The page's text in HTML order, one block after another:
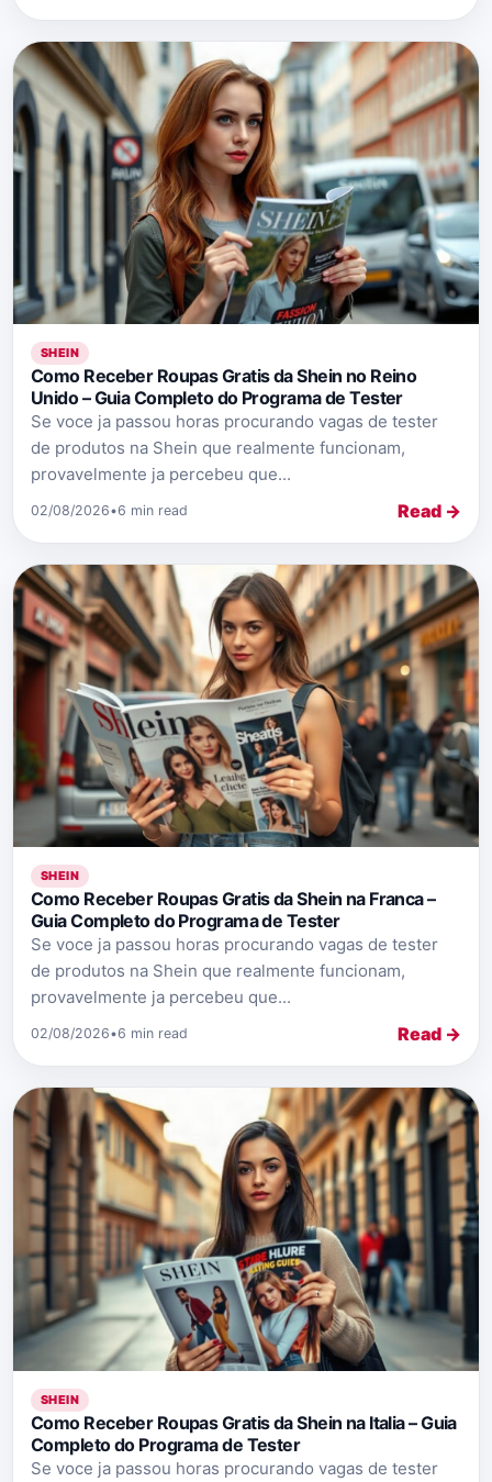
SHEIN
Como Receber Roupas Gratis da Shein no Reino
Unido – Guia Completo do Programa de Tester
Se voce ja passou horas procurando vagas de tester
de produtos na Shein que realmente funcionam,
provavelmente ja percebeu que...
02/08/2026•6 min read Read →
SHEIN
Como Receber Roupas Gratis da Shein na Franca –
Guia Completo do Programa de Tester
Se voce ja passou horas procurando vagas de tester
de produtos na Shein que realmente funcionam,
provavelmente ja percebeu que...
02/08/2026•6 min read Read →
SHEIN
Como Receber Roupas Gratis da Shein na Italia – Guia
Completo do Programa de Tester
Se voce ja passou horas procurando vagas de tester